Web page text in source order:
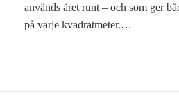
används året runt – och som ger
på varje kvadratmeter.…